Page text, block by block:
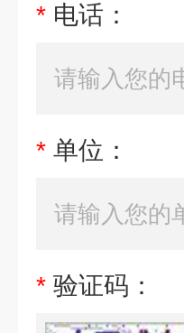
* 电话：
* 单位：
* 验证码：